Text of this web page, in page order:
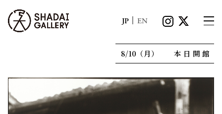
JP EN
8/10（月） 本日開館